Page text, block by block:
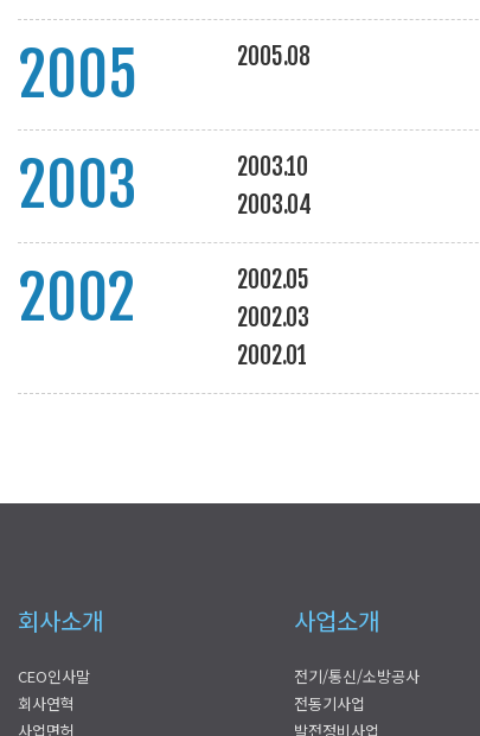
2005 2005.08
2003 2003.10
2003.04
2002 2002.05
2002.03
2002.01
회사소개
CEO인사말
회사연혁
사업면허
사업소개
전기/통신/소방공사
전동기사업
발전정비사업